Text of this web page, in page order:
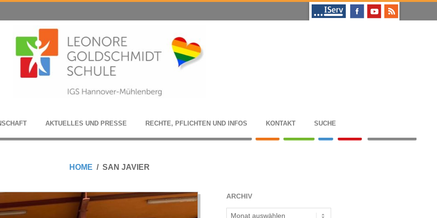
AKTU­EL­LES UND PRESSE RECHTE, PFLICH­TEN UND INFOS KON­TAKT SUCHE
HOME SAN JAVIER
ARCHIV
Archiv